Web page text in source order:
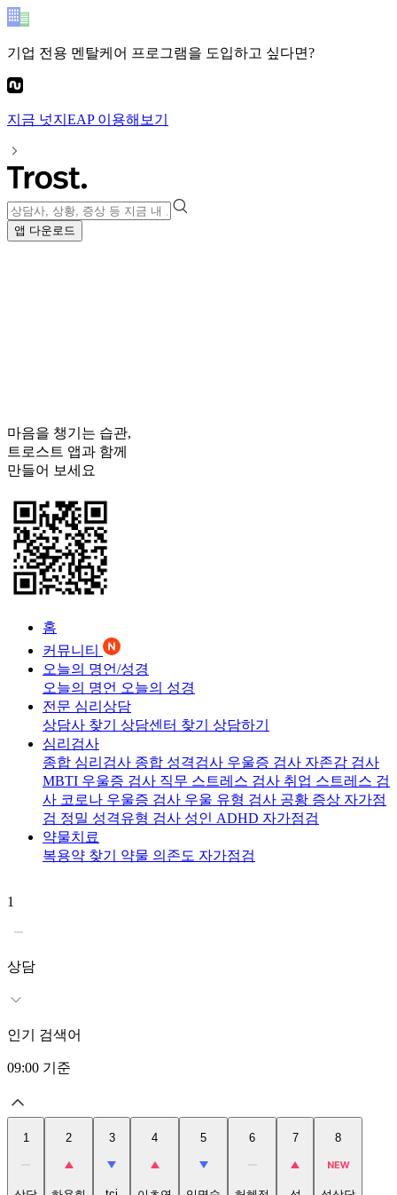
기업 전용 멘탈케어 프로그램을 도입하고 싶다면?
지금 넛지EAP이용해보기
앱 다운로드
마음을 챙기는 습관,
트로스트 앱과 함께
만들어 보세요
홈
커뮤니티
오늘의 명언/성경
오늘의 명언 오늘의 성경
전문 심리상담
상담사 찾기 상담센터 찾기 상담하기
심리검사
종합 심리검사 종합 성격검사 우울증 검사 자존감 검사
MBTI 우울증 검사 직무 스트레스 검사 취업 스트레스 검
사 코로나 우울증 검사 우울 유형 검사 공황 증상 자가점
검 정밀 성격유형 검사 성인 ADHD 자가점검
약물치료
복용약 찾기 약물 의존도 자가점검
1
상담
인기 검색어
09:00 기준
1 2 3 4 5 6 7 8